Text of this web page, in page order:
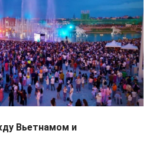
Вьетнамом и